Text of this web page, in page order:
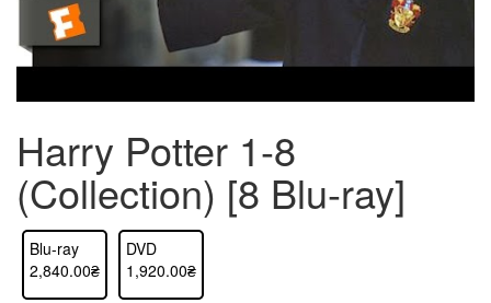
Harry Potter 1-8
(Collection) [8 Blu-ray]
Blu-ray
2,840.00₴
DVD
1,920.00₴